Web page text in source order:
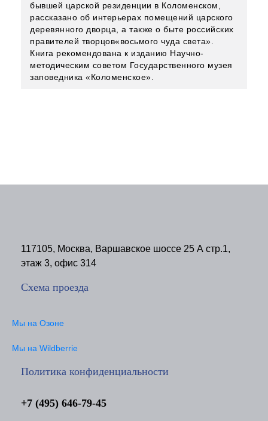
бывшей царской резиденции в Коломенском,
рассказано об интерьерах помещений царского
деревянного дворца, а также о быте российских
правителей творцов«восьмого чуда света».
Книга рекомендована к изданию Научно-
методическим советом Государственного музея
заповедника «Коломенское».
117105, Москва, Варшавское шоссе 25 А стр.1,
этаж 3, офис 314
Схема проезда
Мы на Озоне
Мы на Wildberrie
Политика конфиденциальности
+7 (495) 646-79-45